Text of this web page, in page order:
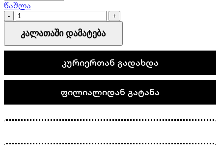
წაშლა
Golden
Goose
quantity
კალათაში დამატება
კურიერთან გადახდა
ფილიალიდან გატანა